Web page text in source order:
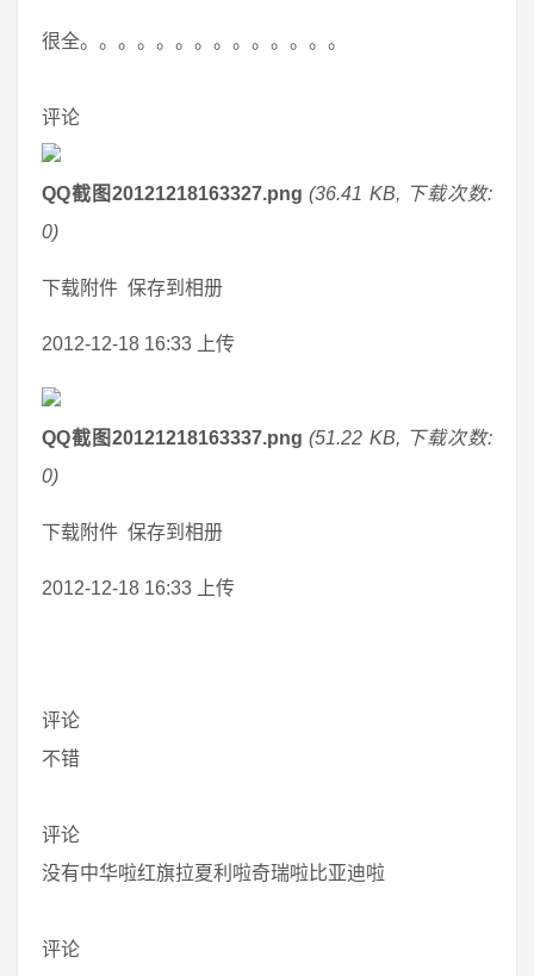
很全。。。。。。。。。。。。。。
评论
QQ截图20121218163327.png (36.41 KB, 下载次数:
0)
下载附件 保存到相册
2012-12-18 16:33 上传
QQ截图20121218163337.png (51.22 KB, 下载次数:
0)
下载附件 保存到相册
2012-12-18 16:33 上传
评论
不错
评论
没有中华啦红旗拉夏利啦奇瑞啦比亚迪啦
评论